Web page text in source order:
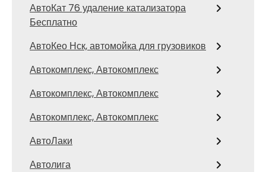
АвтоКат 76 удаление катализатора
Бесплатно
АвтоКео Нск, автомойка для грузовиков
Автокомплекс, Автокомплекс
Автокомплекс, Автокомплекс
Автокомплекс, Автокомплекс
АвтоЛаки
Автолига